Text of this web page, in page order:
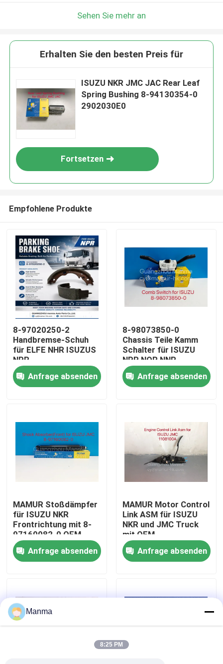
Haus
Über uns
Fabrik-Ausflug
Qualitätskontrolle
Treten Sie mit uns in Verbindung
Fordern Sie ein Zitat
LKW-Autoteil
ISUZU Truck Parts
Sehen Sie mehr an
Erhalten Sie den besten Preis für
ISUZU NKR JMC JAC Rear Leaf
Spring Bushing 8-94130354-0
2902030E0
Fortsetzen
Empfohlene Produkte
8-97020250-2
Handbremse-Schuh
für ELFE NHR ISUZUS
NPR
Anfrage absenden
8-98073850-0
Chassis Teile Kamm
Schalter für ISUZU
NPR NQR NNR
Anfrage absenden
MAMUR Stoßdämpfer
für ISUZU NKR
Frontrichtung mit 8-
97160082-0 OEM-
Nummer ISUZU
Chassis Teile
Anfrage absenden
MAMUR Motor Control
Link ASM für ISUZU
NKR und JMC Truck
mit OEM-
Kompatibilität
Anfrage absenden
Manma
8:25 PM